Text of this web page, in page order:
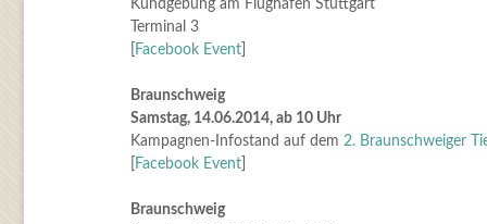
Kundgebung am Flughafen Stuttgart
Terminal 3
Facebook Event]
Braunschweig
Samstag, 14.06.2014, ab 10 Uhr
Kampagnen-Infostand auf dem 2. Braunschweiger
Facebook Event]
Braunschweig